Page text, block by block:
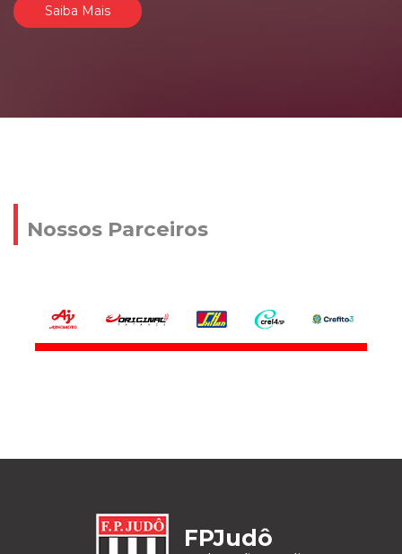
Saiba Mais
Nossos Parceiros
FPJudô